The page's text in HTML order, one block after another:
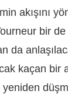
akışını
bir de
da
kaçan bir